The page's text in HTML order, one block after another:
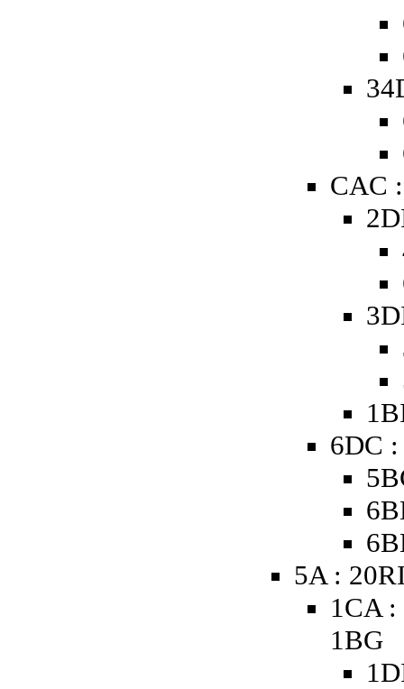
CAC
6DC :
5A :
1CA
1BG